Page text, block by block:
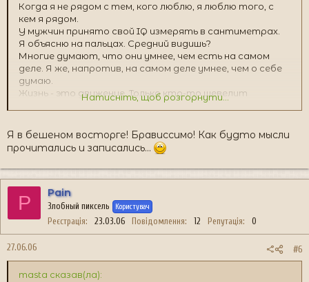
Когда я не рядом с тем, кого люблю, я люблю того, с
кем я рядом.
У мужчин принято свой IQ измерять в сантиметрах.
Я объясню на пальцах. Средний видишь?
Многие думают, что они умнее, чем есть на самом
деле. Я же, напротив, на самом деле умнее, чем о себе
думаю.
Жизнь - это движение. Только кто-то шевелит
мозгами, а кто-то хлопает ушами.
Натисніть, щоб розгорнути...
Я в бешеном восторге! Брависсимо! Как будто мысли
прочитались и записались...
P Pain
Злобный пиксель Користувач
Реєстрація 23.03.06 Повідомлення 12 Репутація 0
27.06.06 #6
masta сказав(ла):